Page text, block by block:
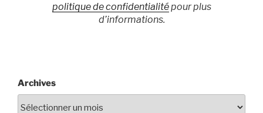
politique de confidentialitépour plus
d’informations.
Archives